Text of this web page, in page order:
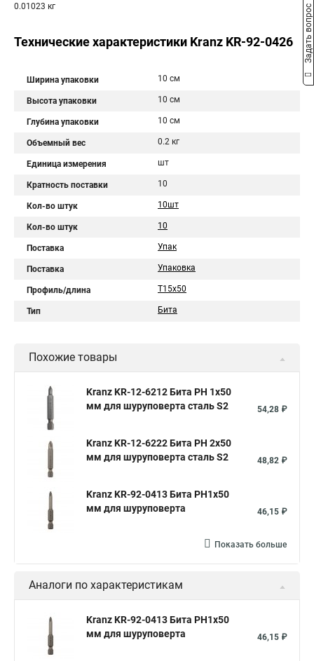
0.01023 кг
Технические характеристики Kranz KR-92-0426
Ширина упаковки 10 см
Высота упаковки 10 см
Глубина упаковки 10 см
Объемный вес 0.2 кг
Единица измерения шт
Кратность поставки 10
Кол-во штук 10шт
Кол-во штук 10
Поставка Упак
Поставка Упаковка
Профиль/длина T15х50
Тип Бита
Похожие товары
Kranz KR-12-6212 Бита PH 1x50
мм для шуруповерта сталь S2
54,28 ₽
Kranz KR-12-6222 Бита PH 2x50
мм для шуруповерта сталь S2
48,82 ₽
Kranz KR-92-0413 Бита PH1х50
мм для шуруповерта
46,15 ₽
Показать больше
Аналоги по характеристикам
Kranz KR-92-0413 Бита PH1х50
мм для шуруповерта
46,15 ₽
Задать вопрос